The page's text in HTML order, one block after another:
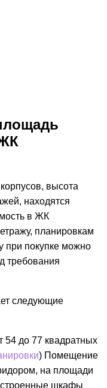
высота
находятся
в ЖК
планировкам
при покупке можно
требования
следующие
до 77 квадратных
) Помещение
на площади
шкафы